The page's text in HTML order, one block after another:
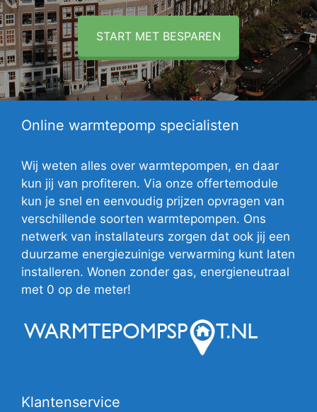
START MET BESPAREN
Online warmtepomp specialisten
Wij weten alles over warmtepompen, en daar
kun jij van profiteren. Via onze offertemodule
kun je snel en eenvoudig prijzen opvragen van
verschillende soorten warmtepompen. Ons
netwerk van installateurs zorgen dat ook jij een
duurzame energiezuinige verwarming kunt laten
installeren. Wonen zonder gas, energieneutraal
met 0 op de meter!
Klantenservice